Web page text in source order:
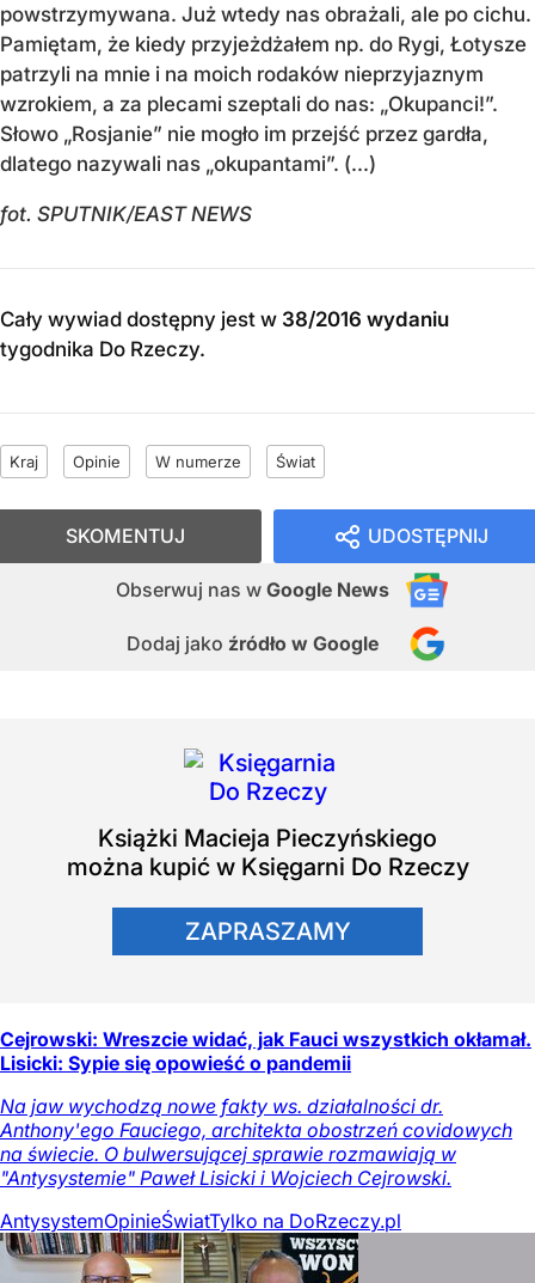
powstrzymywana. Już wtedy nas obrażali, ale po cichu.
Pamiętam, że kiedy przyjeżdżałem np. do Rygi, Łotysze
patrzyli na mnie i na moich rodaków nieprzyjaznym
wzrokiem, a za plecami szeptali do nas: „Okupanci!”.
Słowo „Rosjanie” nie mogło im przejść przez gardła,
dlatego nazywali nas „okupantami”. (...)
fot. SPUTNIK/EAST NEWS
Cały wywiad dostępny jest w 38/2016 wydaniu
tygodnika Do Rzeczy.
Kraj Opinie W numerze Świat
UDOSTĘPNIJ
Obserwuj nas w Google News
Dodaj jako źródło w Google
SKOMENTUJ
Książki Macieja Pieczyńskiego
można kupić w Księgarni Do Rzeczy
ZAPRASZAMY
Cejrowski: Wreszcie widać, jak Fauci wszystkich okłamał.
Lisicki: Sypie się opowieść o pandemii
Na jaw wychodzą nowe fakty ws. działalności dr.
Anthony'ego Fauciego, architekta obostrzeń covidowych
na świecie. O bulwersującej sprawie rozmawiają w
"Antysystemie" Paweł Lisicki i Wojciech Cejrowski.
AntysystemOpinieŚwiatTylko na DoRzeczy.pl